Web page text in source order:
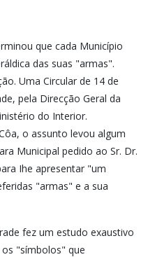
que cada Município
das suas "armas".
Uma Circular de 14 de
pela Direcção Geral da
do Interior.
o assunto levou algum
Municipal pedido ao Sr. Dr.
Ihe apresentar "um
"armas" e a sua
fez um estudo exaustivo
"símbolos" que